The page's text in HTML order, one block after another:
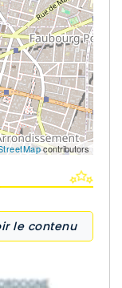
contributors
le contenu